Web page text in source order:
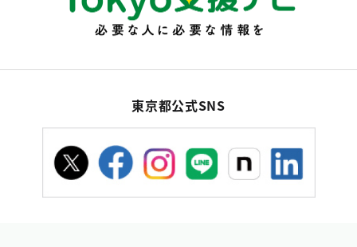
東京都公式SNS